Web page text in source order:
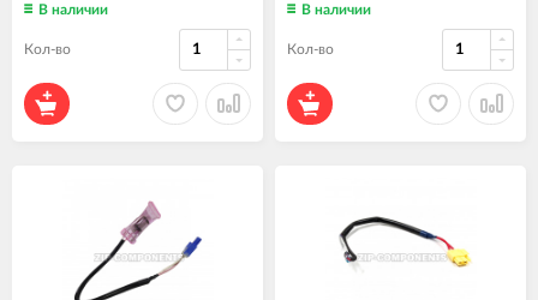
В наличии
Кол-во
В наличии
Кол-во